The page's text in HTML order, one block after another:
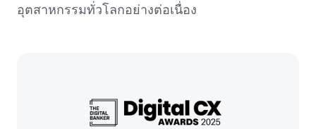
อุตสาหกรรมทั่วโลกอย่างต่อเนื่อง